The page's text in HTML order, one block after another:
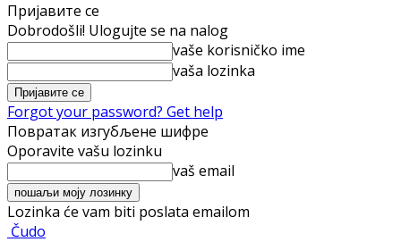
Пријавите се
Dobrodošli! Ulogujte se na nalog
vaše korisničko ime
vaša lozinka
Forgot your password? Get help
Повратак изгубљене шифре
Oporavite vašu lozinku
vaš email
Lozinka će vam biti poslata emailom
Čudo